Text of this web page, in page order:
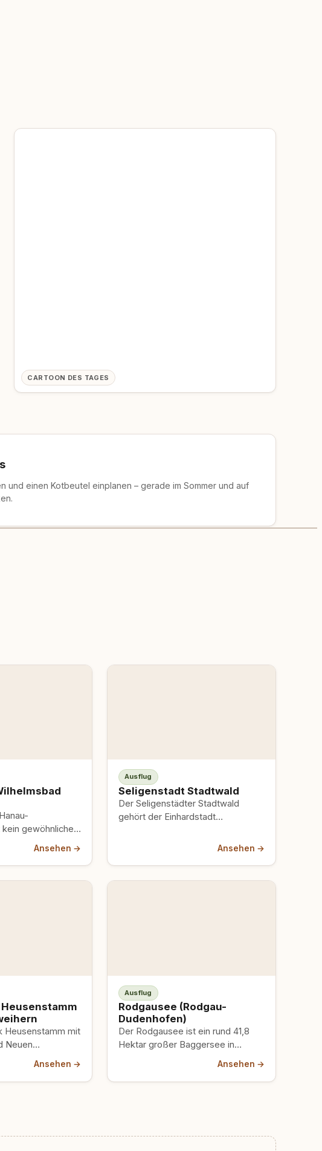
CARTOON DES TAGES
und einen Kotbeutel einplanen – gerade im Sommer und auf
gewöhnlicher
als englischer
29 Hektar…
Ansehen →
Ausflug
Seligenstadt Stadtwald
Der Seligenstädter Stadtwald
gehört der Einhardstadt
laufende Bereich beim StadtteilAnsehen →
Heusenstamm mit
Neuen
ein weitläufiges,
das in das
Ansehen →
Ausflug
Rodgausee (Rodgau-
Dudenhofen)
Der Rodgausee ist ein rund 41,8
Hektar großer Baggersee in
Rodgau, der Entspannung mitten
Ansehen →